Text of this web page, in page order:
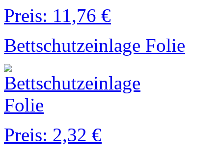
Preis: 11,76 €
Bettschutzeinlage Folie
Preis: 2,32 €